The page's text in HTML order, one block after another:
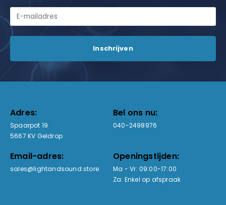
Adres:
Spaarpot 19
5667 KV Geldrop
Bel ons nu:
040-2498976
Email-adres:
sales@lightandsound.store
Openingstijden:
Ma - Vr: 09:00-17:00
Za: Enkel op afspraak